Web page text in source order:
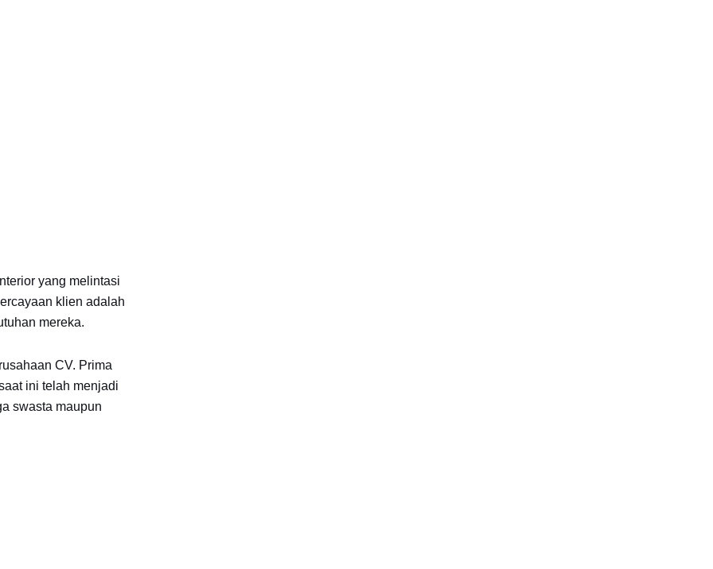
yang melintasi
klien adalah
mereka.
CV. Prima
ini telah menjadi
swasta maupun